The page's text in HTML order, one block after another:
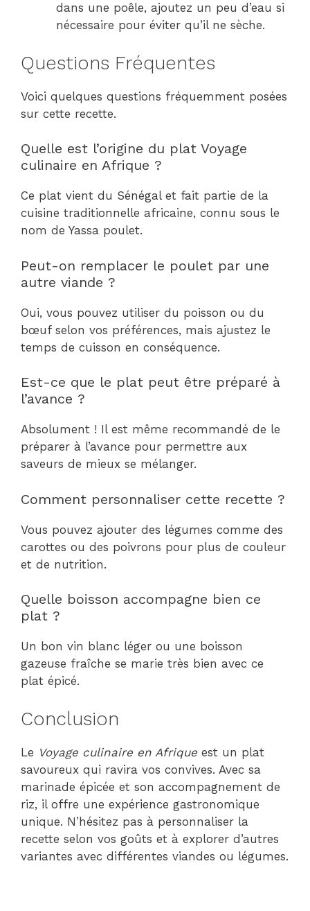
dans une poêle, ajoutez un peu d’eau si
nécessaire pour éviter qu’il ne sèche.
Questions Fréquentes
Voici quelques questions fréquemment posées
sur cette recette.
Quelle est l’origine du plat Voyage
culinaire en Afrique ?
Ce plat vient du Sénégal et fait partie de la
cuisine traditionnelle africaine, connu sous le
nom de Yassa poulet.
Peut-on remplacer le poulet par une
autre viande ?
Oui, vous pouvez utiliser du poisson ou du
bœuf selon vos préférences, mais ajustez le
temps de cuisson en conséquence.
Est-ce que le plat peut être préparé à
l’avance ?
Absolument ! Il est même recommandé de le
préparer à l’avance pour permettre aux
saveurs de mieux se mélanger.
Comment personnaliser cette recette ?
Vous pouvez ajouter des légumes comme des
carottes ou des poivrons pour plus de couleur
et de nutrition.
Quelle boisson accompagne bien ce
plat ?
Un bon vin blanc léger ou une boisson
gazeuse fraîche se marie très bien avec ce
plat épicé.
Conclusion
Le Voyage culinaire en Afrique est un plat
savoureux qui ravira vos convives. Avec sa
marinade épicée et son accompagnement de
riz, il offre une expérience gastronomique
unique. N’hésitez pas à personnaliser la
recette selon vos goûts et à explorer d’autres
variantes avec différentes viandes ou légumes.